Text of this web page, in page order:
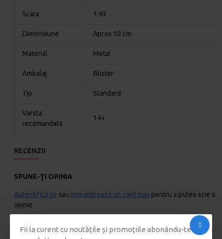
Fii la curent cu noutățile și promoțiile abonându-te la
Scara 1:43
Dimensiune Aprox 10 cm
Material Metal
Ambalaj Blister
Tip Standard
Varsta
recomandata
14+
RECENZII
SPUNE-ŢI OPINIA
Autentifică-te sau Înregistrează un cont nou pentru a putea scie o
opinie